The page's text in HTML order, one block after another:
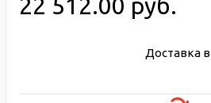
22 512.00 руб.
Доставка в